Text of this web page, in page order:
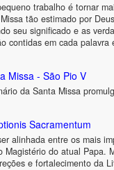
trabalho é tornar
tão estimado por
seu significado e as
contidas em cada palavra
Missa - São Pio V
da Santa Missa
Sacramentum
alinhada entre os mais
Magistério do atual Papa.
e fortalecimento da